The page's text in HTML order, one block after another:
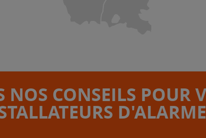
NOS CONSEILS POUR